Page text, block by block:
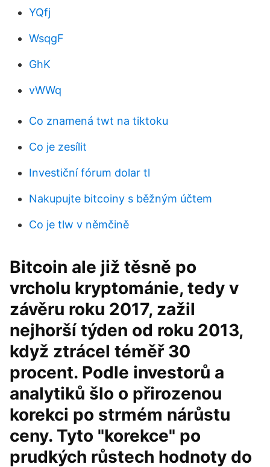
YQfj
WsqgF
GhK
vWWq
Co znamená twt na tiktoku
Co je zesílit
Investiční fórum dolar tl
Nakupujte bitcoiny s běžným účtem
Co je tlw v němčině
Bitcoin ale již těsně po
vrcholu kryptománie, tedy v
závěru roku 2017, zažil
nejhorší týden od roku 2013,
když ztrácel téměř 30
procent. Podle investorů a
analytiků šlo o přirozenou
korekci po strmém nárůstu
ceny. Tyto "korekce" po
prudkých růstech hodnoty do